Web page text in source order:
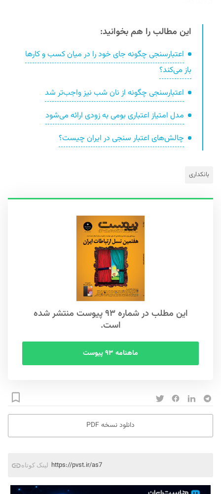
این مطالب را هم بخوانید:
اعتبارسنجی چگونه جای خود را در میان کسب و کارها
باز می‌کند؟
اعتبارسنجی چگونه از نان شب نیز واجب‌تر شد
مدل امتیاز اعتباری بومی به زودی ارائه می‌شود
چالش‌های اعتبار سنجی در ایران چیست؟
بانکداری
این مطلب در شماره ۹۳ پیوست منتشر شده
است.
ماهنامه ۹۳ پیوست
دانلود نسخه PDF
لینک کوتاه https://pvst.ir/as7